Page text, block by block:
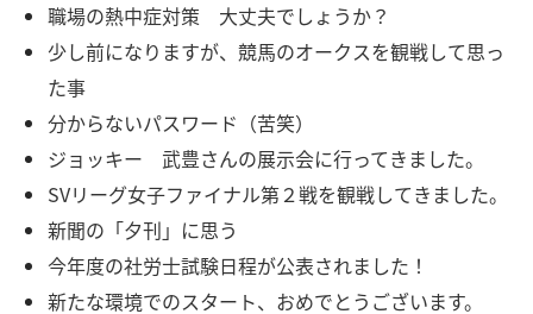
職場の熱中症対策 大丈夫でしょうか？
少し前になりますが、競馬のオークスを観戦して思っ
た事
分からないパスワード（苦笑）
ジョッキー 武豊さんの展示会に行ってきました。
SVリーグ女子ファイナル第２戦を観戦してきました。
新聞の「夕刊」に思う
今年度の社労士試験日程が公表されました！
新たな環境でのスタート、おめでとうございます。